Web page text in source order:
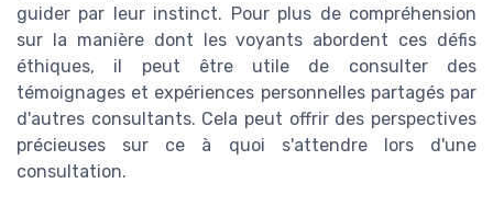
guider par leur instinct. Pour plus de compréhension
sur la manière dont les voyants abordent ces défis
éthiques, il peut être utile de consulter des
témoignages et expériences personnelles partagés par
d'autres consultants. Cela peut offrir des perspectives
précieuses sur ce à quoi s'attendre lors d'une
consultation.